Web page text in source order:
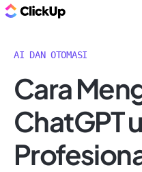
AI DAN OTOMASI
Cara
ChatGPT